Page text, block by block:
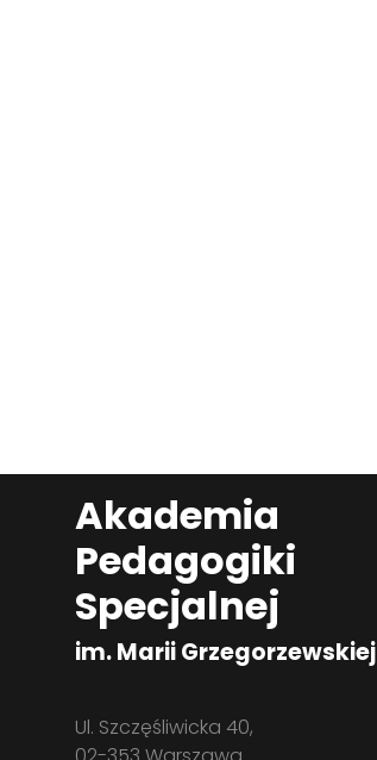
Akademia
Pedagogiki
Specjalnej
im. Marii Grzegorzewskiej
Ul. Szczęśliwicka 40,